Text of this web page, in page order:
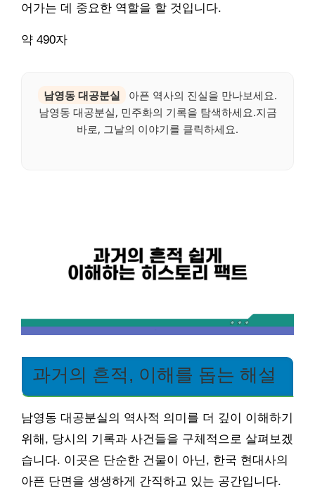
어가는 데 중요한 역할을 할 것입니다.
약 490자
남영동 대공분실
아픈 역사의 진실을 만나보세요.
남영동 대공분실, 민주화의 기록을 탐색하세요.지금
바로, 그날의 이야기를 클릭하세요.
과거의 흔적, 이해를 돕는 해설
남영동 대공분실의 역사적 의미를 더 깊이 이해하기
위해, 당시의 기록과 사건들을 구체적으로 살펴보겠
습니다. 이곳은 단순한 건물이 아닌, 한국 현대사의
아픈 단면을 생생하게 간직하고 있는 공간입니다.